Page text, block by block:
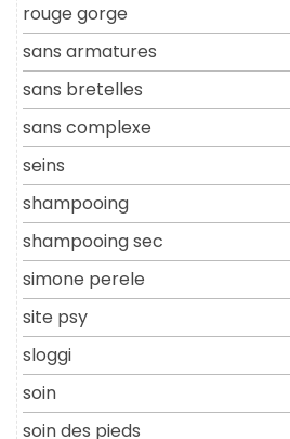
rouge gorge
sans armatures
sans bretelles
sans complexe
seins
shampooing
shampooing sec
simone perele
site psy
sloggi
soin
soin des pieds